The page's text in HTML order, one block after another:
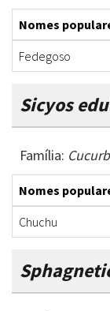
Nomes
Fedegoso
Sicyos
Família:
Nomes
Chuchu